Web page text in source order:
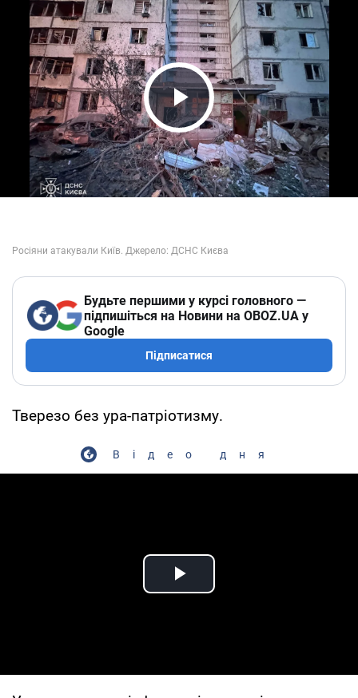
Play Video
Будьте першими у курсі головного —
підпишіться на Новини на OBOZ.UA у
Google
Підписатися
Тверезо без ура-патріотизму.
Відео дня
Play Video